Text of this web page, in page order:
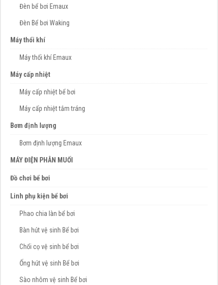
Đèn bể bơi Emaux
Đèn Bể bơi Waking
Máy thổi khí
Máy thổi khí Emaux
Máy cấp nhiệt
Máy cấp nhiệt bể bơi
Máy cấp nhiệt tắm tráng
Bơm định lượng
Bơm định lượng Emaux
MÁY ĐIỆN PHÂN MUỐI
Đồ chơi bể bơi
Linh phụ kiện bể bơi
Phao chia làn bể bơi
Bàn hút vệ sinh Bể bơi
Chổi cọ vệ sinh bể bơi
Ống hút vệ sinh Bể bơi
Sào nhôm vệ sinh Bể bơi